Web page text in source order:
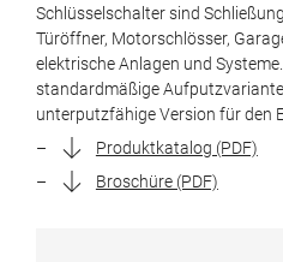
Schlüsselschalter sind
Türöffner, Motorschlösser,
elektrische Anlagen und
standardmäßige
unterputzfähige Version für den
Produktkatalog (PDF)
Broschüre (PDF)